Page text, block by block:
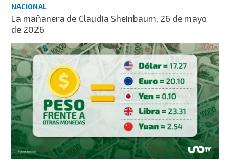
NACIONAL
La mañanera de Claudia Sheinbaum, 26 de mayo
de 2026